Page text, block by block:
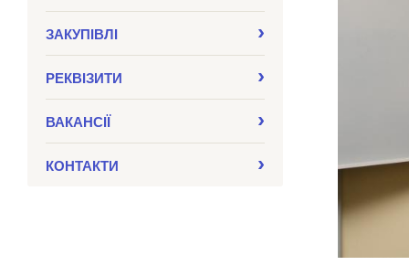
ЗАКУПIВЛI
РЕКВІЗИТИ
ВАКАНСІЇ
КОНТАКТИ